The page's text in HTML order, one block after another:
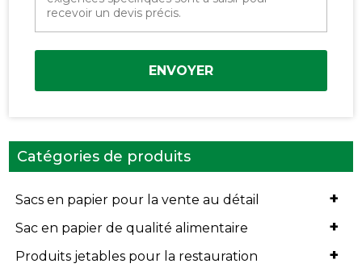
ENVOYER
Catégories de produits
+
Sacs en papier pour la vente au détail
+
Sac en papier de qualité alimentaire
+
Produits jetables pour la restauration